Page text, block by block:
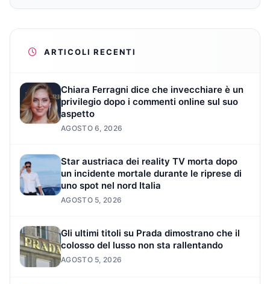
ARTICOLI RECENTI
Chiara Ferragni dice che invecchiare è un
privilegio dopo i commenti online sul suo
aspetto
AGOSTO 6, 2026
Star austriaca dei reality TV morta dopo
un incidente mortale durante le riprese di
uno spot nel nord Italia
AGOSTO 5, 2026
Gli ultimi titoli su Prada dimostrano che il
colosso del lusso non sta rallentando
AGOSTO 5, 2026